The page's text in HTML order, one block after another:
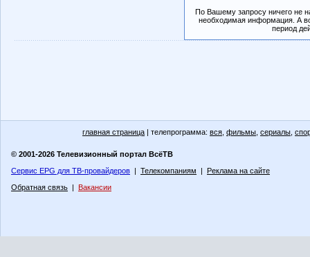
По Вашему запросу ничего не
необходимая информация. А
период
главная страница | телепрограмма: вся фильмы сериалы
© 2001-2026 Телевизионный портал ВсёТВ
Сервис EPG для ТВ-провайдеров | Телекомпаниям | Реклама на сайте
Обратная связь | Вакансии